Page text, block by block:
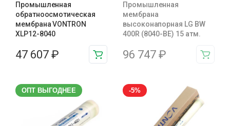
Промышленная
обратноосмотическая
мембрана VONTRON
XLP12-8040
47 607 ₽
Промышленная
мембрана
высоконапорная LG BW
400R (8040-BE) 15 атм.
96 747 ₽
ОПТ ВЫГОДНЕЕ -5%